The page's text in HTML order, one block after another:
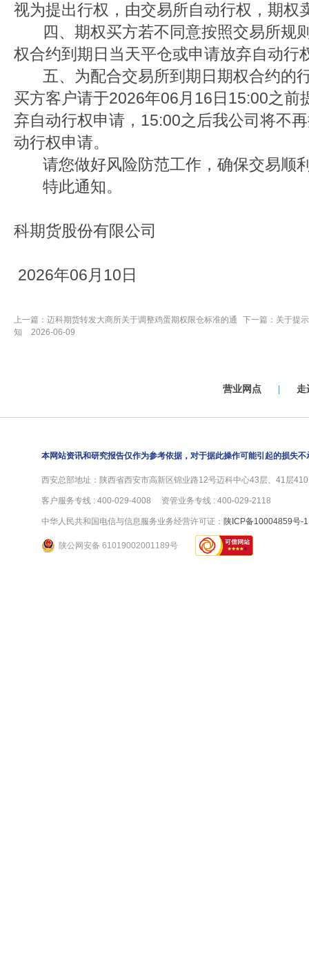
视为提出行权，由交易所自动行权，期权
四、期权买方若不同意按照交易所规
权合约到期日当天平仓或申请放弃自动行
五、为配合交易所到期日期权合约的
买方客户请于2026年06月16日15:00之前
弃自动行权申请，15:00之后我公司将不
动行权申请。
请您做好风险防范工作，确保交易顺
特此通知。
科期货股份有限公司
2026年06月10日
上一篇： 迈科期货转发大商所关于调整鸡蛋期权限仓标准的通
知
2026-06-09
下一篇： 关于提
营业网点 走
本网站资讯和研究报告仅作为参考依据，对于据此操作可能引起的损失
西安总部地址：陕西省西安市高新区锦业路12号迈科中心43层、41层
客户服务专线 : 400-029-4008 资管业务专线 : 400-029-2118
中华人民共和国电信与信息服务业务经营许可证： 陕ICP备10004859号-1
陕公网安备 61019002001189号